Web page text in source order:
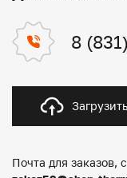
8
Почта для заказов,